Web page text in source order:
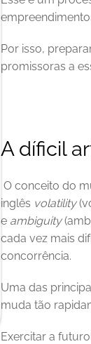
Por isso,
promissoras a
A díficil
inglês volatility
e ambiguity
cada vez mais
concorrência.
Uma das
muda tão
Exercitar a